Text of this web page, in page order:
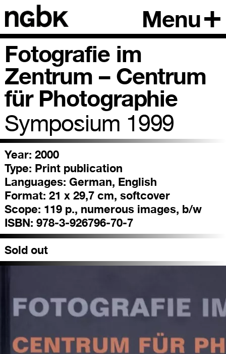
Menu
Fotografie im
Zentrum – Centrum
für Photographie
Symposium 1999
Year: 2000
Type: Print publication
Languages: German, English
Format: 21 x 29,7 cm, softcover
Scope: 119 p., numerous images, b/w
ISBN: 978-3-926796-70-7
Sold out